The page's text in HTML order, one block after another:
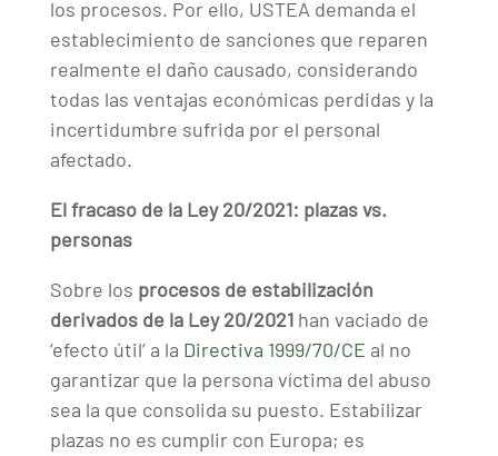
los procesos. Por ello, USTEA demanda el
establecimiento de sanciones que reparen
realmente el daño causado, considerando
todas las ventajas económicas perdidas y la
incertidumbre sufrida por el personal
afectado.
El fracaso de la Ley 20/2021: plazas vs.
personas
Sobre los procesos de estabilización
derivados de la Ley 20/2021 han vaciado de
‘efecto útil’ a la Directiva 1999/70/CE al no
garantizar que la persona víctima del abuso
sea la que consolida su puesto. Estabilizar
plazas no es cumplir con Europa; es